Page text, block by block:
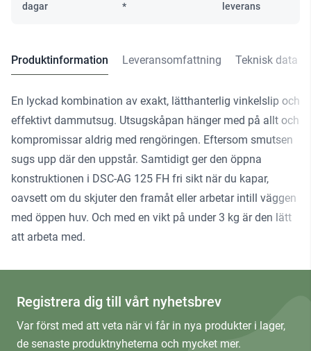
dagar
*
leverans
Produktinformation Leveransomfattning Teknisk data
En lyckad kombination av exakt, lätthanterlig vinkelslip och
effektivt dammutsug. Utsugskåpan hänger med på allt och
kompromissar aldrig med rengöringen. Eftersom smutsen
sugs upp där den uppstår. Samtidigt ger den öppna
konstruktionen i DSC-AG 125 FH fri sikt när du kapar,
oavsett om du skjuter den framåt eller arbetar intill väggen
med öppen huv. Och med en vikt på under 3 kg är den lätt
att arbeta med.
Registrera dig till vårt nyhetsbrev
Var först med att veta när vi får in nya produkter i lager,
de senaste produktnyheterna och mycket mer.